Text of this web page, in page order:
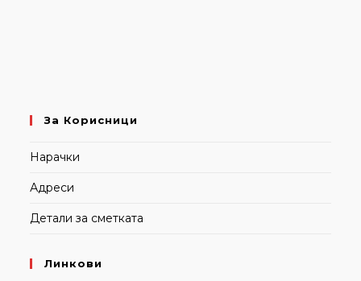
За Корисници
Нарачки
Адреси
Детали за сметката
Линкови